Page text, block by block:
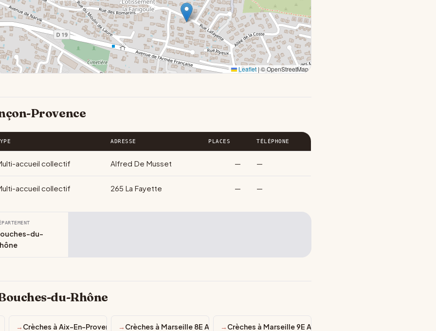
Leaflet |© OpenStreetMap
Provence
ADRESSE PLACES TÉLÉPHONE
accueil collectif Alfred De Musset — —
accueil collectif 265 La Fayette — —
du-
du-Rhône
Crèches à Aix-En-Provence Crèches à Marseille 8E ArrondissementCrèches à Marseille 9E Arrondissement